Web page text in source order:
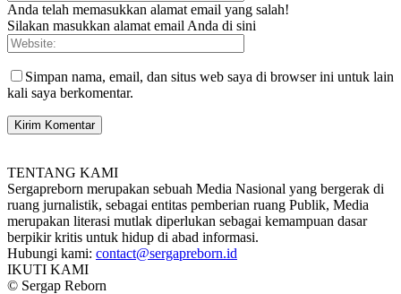
Anda telah memasukkan alamat email yang salah!
Silakan masukkan alamat email Anda di sini
Simpan nama, email, dan situs web saya di browser ini untuk lain
kali saya berkomentar.
TENTANG KAMI
Sergapreborn merupakan sebuah Media Nasional yang bergerak di
ruang jurnalistik, sebagai entitas pemberian ruang Publik, Media
merupakan literasi mutlak diperlukan sebagai kemampuan dasar
berpikir kritis untuk hidup di abad informasi.
Hubungi kami: contact@sergapreborn.id
IKUTI KAMI
© Sergap Reborn